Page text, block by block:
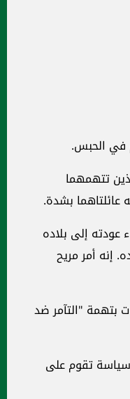
تتهمهما
عودته إلى بلاده
وبلده. إنه أمر مريح
في جنوب إيران في أكتوبر 2022، وحكم عليه بالسجن 5 سنوات بتهمة "التآمر ضد
سياسة تقوم على